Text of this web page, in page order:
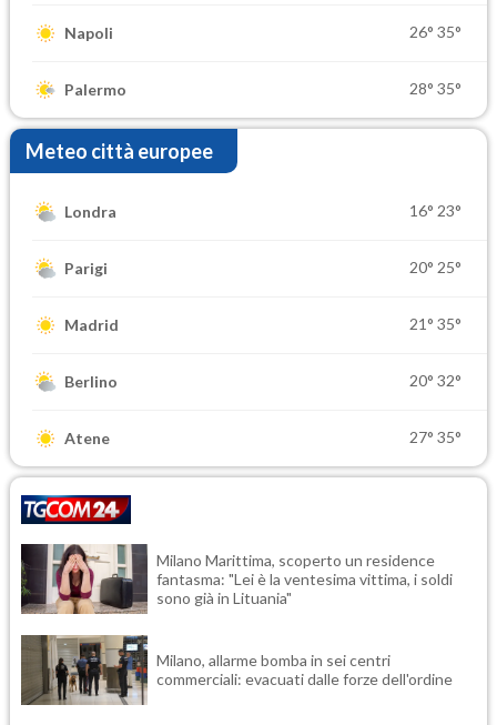
Napoli 26° 35°
Palermo 28° 35°
Meteo città europee
Londra 16° 23°
Parigi 20° 25°
Madrid 21° 35°
Berlino 20° 32°
Atene 27° 35°
Milano Marittima, scoperto un residence
fantasma: "Lei è la ventesima vittima, i soldi
sono già in Lituania"
Milano, allarme bomba in sei centri
commerciali: evacuati dalle forze dell'ordine